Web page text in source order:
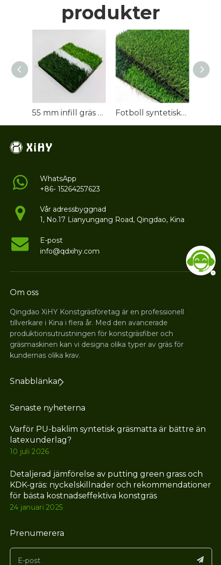
produkter
55 mm infill gräs konstgjord fotbollsplan Fotboll syntetiskt gräs
WhatsApp
+86- 15264257623
Vår adressbyggnad
1, No.17 Lianyungang Road, Qingdao, Kina
E-post
info@qdxihy.com
Om oss
Qingdao XiHY Konstgräsföretag är en professionell
tillverkare i Kina i flera år. Med den avancerade
produktionsutrustningen för konstgräsfiber och
gräsmaskinen kan vi designa olika typer av gräs för
kundernas olika krav.
Snabblänkar
Senaste nyheterna
Varför PU-baklim syntetisk gräsmatta är bättre än
latexunderlag?
10 juli 2026
Detaljerad jämförelse av putting green grass och
KDK-gräs: nyckelskillnader och rekommendationer
för bästa kostnadseffektiva konstgräs
24 januari 2025
Prenumerera